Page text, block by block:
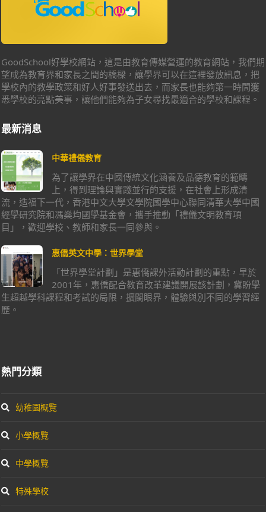
GoodSchool好學校網站，這是由教育傳媒營運的教育網站，我們期
望成為教育界和家長之間的橋樑，讓學界可以在這裡發放訊息，把
學校內的教學政策和好人好事發送出去，而家長也能夠第一時間獲
悉學校的亮點美事，讓他們能夠為子女尋找最適合的學校和課程。
最新消息
中華禮儀教育
為了讓學界在中國傳統文化涵養及品德教育的範疇
上，得到理論與實踐並行的支援，在社會上形成清
流，造福下一代，香港中文大學文學院國學中心聯同清華大學中國
經學研究院和馮燊均國學基金會，攜手推動「禮儀文明教育項
目」，歡迎學校、教師和家長一同參與。
惠僑英文中學：世界學堂
「世界學堂計劃」是惠僑課外活動計劃的重點，早於
2001年，惠僑配合教育改革建議開展該計劃，冀盼學
生超越學科課程和考試的局限，擴闊眼界，體驗與別不同的學習經
歷。
熱門分類
幼稚園概覽
小學概覽
中學概覽
特殊學校